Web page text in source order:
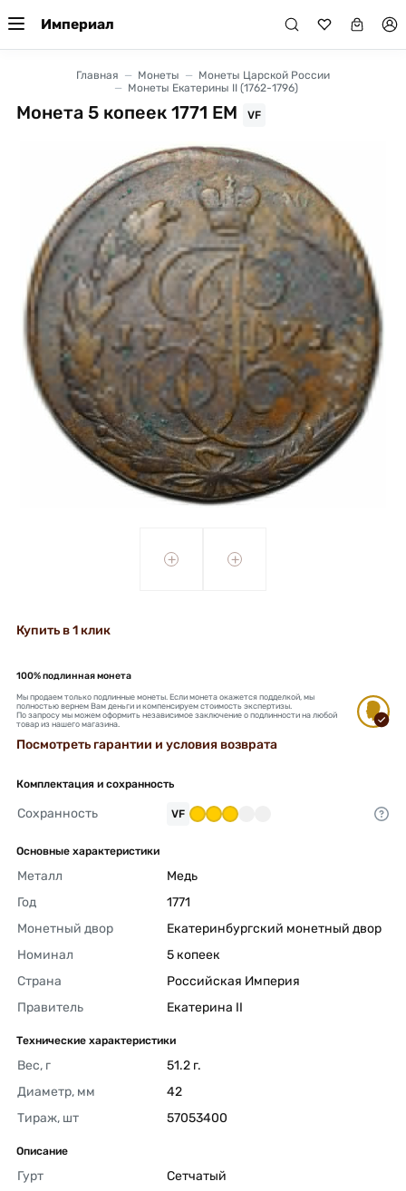
Империал
Главная Монеты
Монеты Царской России
Монеты Екатерины II (1762-1796)
Монета 5 копеек 1771 ЕМ VF
+ +
Купить в 1 клик
100% подлинная монета
Мы продаем только подлинные монеты. Если монета окажется подделкой, мы
полностью вернем Вам деньги и компенсируем стоимость экспертизы.
По запросу мы можем оформить независимое заключение о подлинности на любой
товар из нашего магазина.
Посмотреть гарантии и условия возврата
Комплектация и сохранность
Сохранность VF
Основные характеристики
Металл
Медь
Год
1771
Монетный двор
Екатеринбургский монетный двор
Номинал
5 копеек
Страна
Российская Империя
Правитель
Екатерина II
Технические характеристики
Вес, г
51.2 г.
Диаметр, мм
42
Тираж, шт
57053400
Описание
Гурт Сетчатый